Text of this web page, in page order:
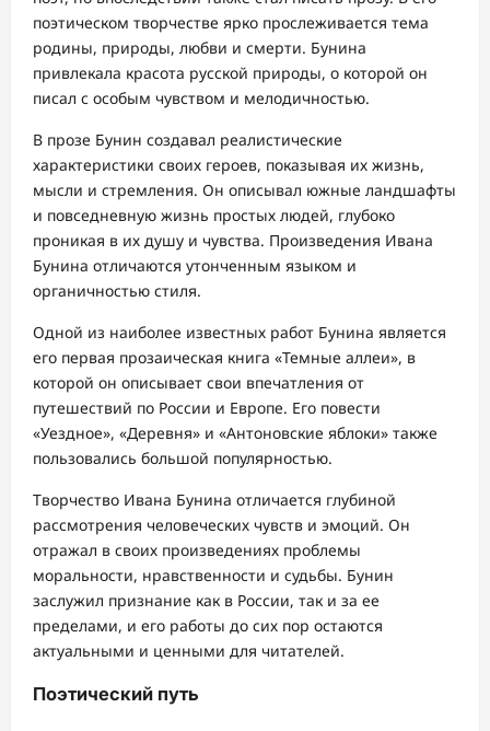
поэтическом творчестве ярко прослеживается тема
родины, природы, любви и смерти. Бунина
привлекала красота русской природы, о которой он
писал с особым чувством и мелодичностью.
В прозе Бунин создавал реалистические
характеристики своих героев, показывая их жизнь,
мысли и стремления. Он описывал южные ландшафты
и повседневную жизнь простых людей, глубоко
проникая в их душу и чувства. Произведения Ивана
Бунина отличаются утонченным языком и
органичностью стиля.
Одной из наиболее известных работ Бунина является
его первая прозаическая книга «Темные аллеи», в
которой он описывает свои впечатления от
путешествий по России и Европе. Его повести
«Уездное», «Деревня» и «Антоновские яблоки» также
пользовались большой популярностью.
Творчество Ивана Бунина отличается глубиной
рассмотрения человеческих чувств и эмоций. Он
отражал в своих произведениях проблемы
моральности, нравственности и судьбы. Бунин
заслужил признание как в России, так и за ее
пределами, и его работы до сих пор остаются
актуальными и ценными для читателей.
Поэтический путь